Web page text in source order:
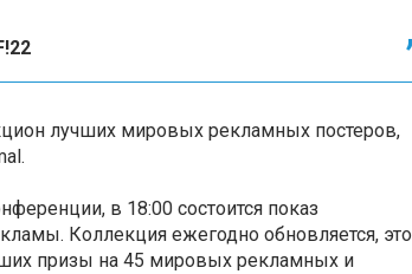
лучших мировых рекламных постеров,
в 18:00 состоится показ
Коллекция ежегодно обновляется, это
призы на 45 мировых рекламных и